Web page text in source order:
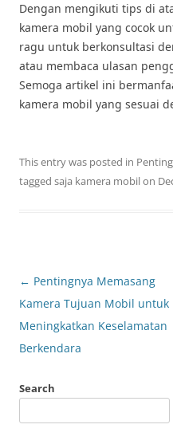
Dengan mengikuti tips di
kamera mobil yang cocok
ragu untuk berkonsultasi
atau membaca ulasan
Semoga artikel ini
kamera mobil yang sesuai
This entry was posted in
tagged saja kamera mobilon
Post
navigation
← Pentingnya Memasang
Kamera Tujuan Mobil untuk
Meningkatkan Keselamatan
Berkendara
Search